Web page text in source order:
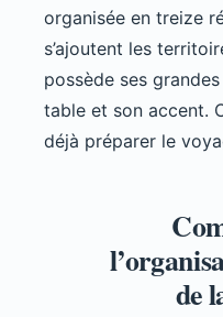
organisée en treize
s’ajoutent les
possède ses
table et son accent.
déjà préparer le
de